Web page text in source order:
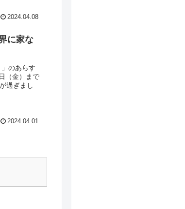
2024.04.08
に家な
のあらす
（金）まで
過ぎまし
2024.04.01